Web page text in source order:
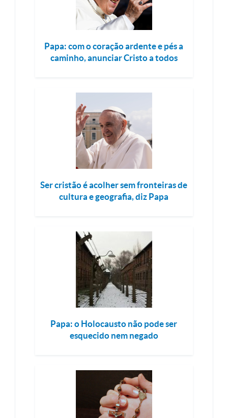
Papa: com o coração ardente e pés a
caminho, anunciar Cristo a todos
Ser cristão é acolher sem fronteiras de
cultura e geografia, diz Papa
Papa: o Holocausto não pode ser
esquecido nem negado